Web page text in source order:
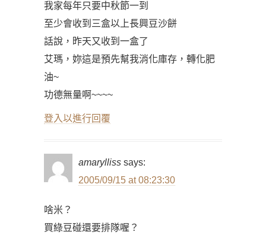
我家每年只要中秋節一到
至少會收到三盒以上長興豆沙餅
話說，昨天又收到一盒了
艾瑪，妳這是預先幫我消化庫存，轉化肥
油~
功德無量啊~~~~
登入以進行回覆
amarylliss says:
2005/09/15 at 08:23:30
啥米？
買綠豆碰還要排隊喔？